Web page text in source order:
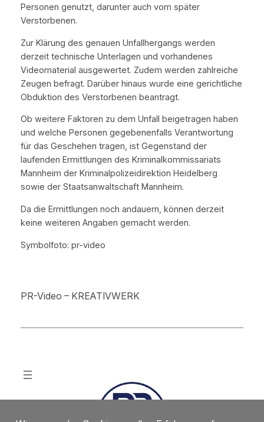
Personen genutzt, darunter auch vom später
Verstorbenen.
Zur Klärung des genauen Unfallhergangs werden
derzeit technische Unterlagen und vorhandenes
Videomaterial ausgewertet. Zudem werden zahlreiche
Zeugen befragt. Darüber hinaus wurde eine gerichtliche
Obduktion des Verstorbenen beantragt.
Ob weitere Faktoren zu dem Unfall beigetragen haben
und welche Personen gegebenenfalls Verantwortung
für das Geschehen tragen, ist Gegenstand der
laufenden Ermittlungen des Kriminalkommissariats
Mannheim der Kriminalpolizeidirektion Heidelberg
sowie der Staatsanwaltschaft Mannheim.
Da die Ermittlungen noch andauern, können derzeit
keine weiteren Angaben gemacht werden.
Symbolfoto: pr-video
PR-Video – KREATIVWERK